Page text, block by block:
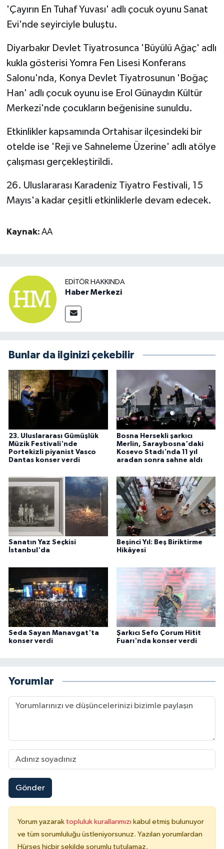
'Çayırın En Tuhaf Yuvası' adlı çocuk oyunu Sanat
Evi'nde seyirciyle buluştu.
Diyarbakır Devlet Tiyatrosunca 'Büyülü Ağaç' adlı
kukla gösterisi Yomra Fen Lisesi Konferans
Salonu'nda, Konya Devlet Tiyatrosunun 'Boğaç
Han' adlı çocuk oyunu ise Erol Günaydın Kültür
Merkezi'nde çocukların beğenisine sunuldu.
Etkinlikler kapsamında Ortahisar ilçesindeki bir
otelde ise 'Reji ve Sahneleme Üzerine' adlı atölye
çalışması gerçekleştirildi.
26. Uluslararası Karadeniz Tiyatro Festivali, 15
Mayıs'a kadar çeşitli etkinliklerle devam edecek.
Kaynak: AA
EDITÖR HAKKINDA
Haber Merkezi
Bunlar da ilginizi çekebilir
23. Uluslararası Gümüşlük
Müzik Festivali'nde
Portekizli piyanist Vasco
Dantas konser verdi
Bosna Hersekli şarkıcı
Merlin, Saraybosna'daki
Kosevo Stadı'nda 11 yıl
aradan sonra sahne aldı
Sanatın Yaz Seçkisi
İstanbul'da
Beşinci Yıl: Beş Biriktirme
Hikâyesi
Seda Sayan Manavgat'ta
konser verdi
Şarkıcı Sefo Çorum Hitit
Fuarı'nda konser verdi
Yorumlar
Gönder
Yorum yazarak topluluk kurallarımızı kabul etmiş bulunuyor
ve tüm sorumluluğu üstleniyorsunuz. Yazılan yorumlardan
Hürses hiçbir şekilde sorumlu tutulamaz.